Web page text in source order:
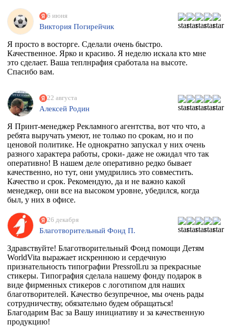
6 июня
Виктория Погирейчик
Я просто в восторге. Сделали очень быстро.
Качественное. Ярко и красиво. Я неделю искала кто мне
это сделает. Ваша теплнрафия сработала на высоте.
Спасибо вам.
22 августа
Алексей Родин
Я Принт-менеджер Рекламного агентства, вот что что, а
ребята выручать умеют, не только по срокам, но и по
ценовой политике. Не однократно запускал у них очень
разного характера работы, сроки- даже не ожидал что так
оперативно! В нашем деле оперативно редко бывает
качественно, но тут, они умудрились это совместить.
Качество и срок. Рекомендую, да и не важно какой
менеджер, они все на высоком уровне, убедился, когда
был, у них в офисе.
26 декабря
Благотворительный Фонд П.
Здравствуйте! Благотворительный Фонд помощи Детям
WorldVita выражает искреннюю и сердечную
признательность типографии Pressroll.ru за прекрасные
стикеры. Типография сделала нашему фонду подарок в
виде фирменных стикеров с логотипом для наших
благотворителей. Качество безупречное, мы очень рады
сотрудничеству, обязательно будем обращаться!
Благодарим Вас за Вашу инициативу и за качественную
продукцию!